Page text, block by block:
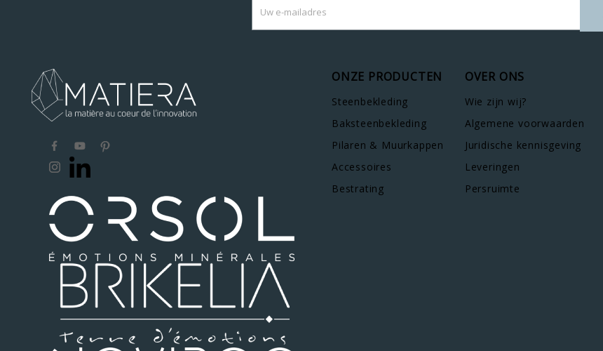
ONZE PRODUCTEN
Steenbekleding
Baksteenbekleding
Pilaren & Muurkappen
Accessoires
Bestrating
OVER ONS
Wie zijn wij?
Algemene voorwaarden
Juridische kennisgeving
Leveringen
Persruimte